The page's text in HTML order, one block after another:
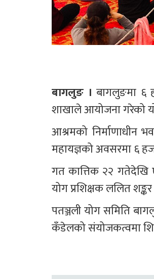
बागलुङ । बागलुङमा ६
शाखाले आयोजना गरेको
आश्रमको निर्माणाधीन
महायज्ञको अवसरमा ६
गत कात्तिक २२ गतेदेखि
योग प्रशिक्षक ललित
पतञ्जली योग समिति
कँडेलको संयोजकत्वमा